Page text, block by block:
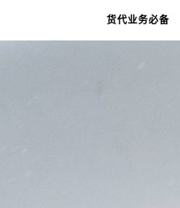
货代业务必备